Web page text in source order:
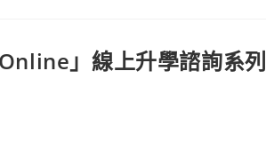
」線上升學諮詢系列